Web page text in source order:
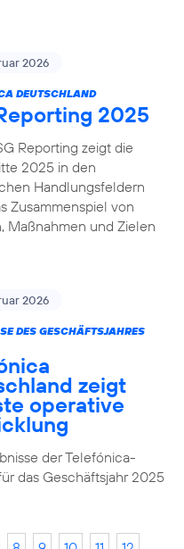
2026
DEUTSCHLAND
2025
Reporting zeigt die
2025 in den
Handlungsfeldern
Zusammenspiel von
Maßnahmen und Zielen
2026
DES GESCHÄFTSJAHRES
zeigt
operative
der Telefónica-
das Geschäftsjahr 2025